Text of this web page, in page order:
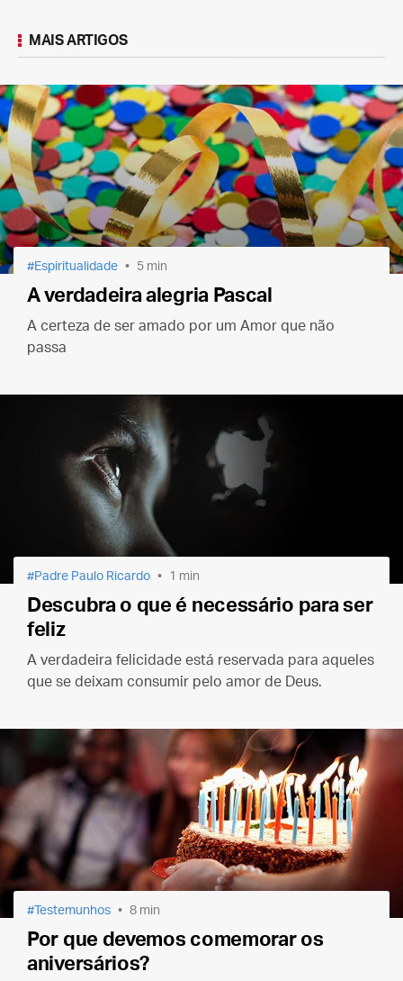
MAIS ARTIGOS
Espiritualidade 5 min
A verdadeira alegria Pascal
A certeza de ser amado por um Amor que não
passa
Padre Paulo Ricardo 1 min
Descubra o que é necessário para ser
feliz
A verdadeira felicidade está reservada para aqueles
que se deixam consumir pelo amor de Deus.
Testemunhos 8 min
Por que devemos comemorar os
aniversários?